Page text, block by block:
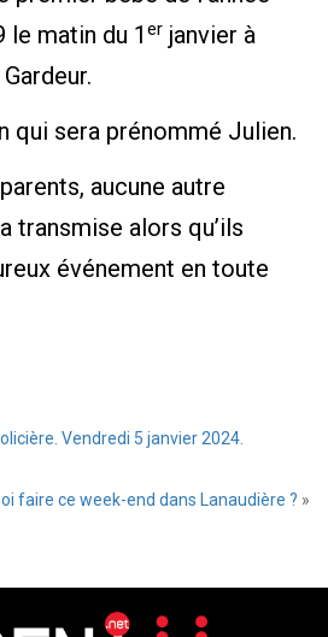
le matin du 1 er janvier à
qui sera prénommé Julien.
aucune autre
transmise alors qu’ils
événement en toute
Vendredi 5 janvier 2024.
faire ce week-end dans Lanaudière ? »